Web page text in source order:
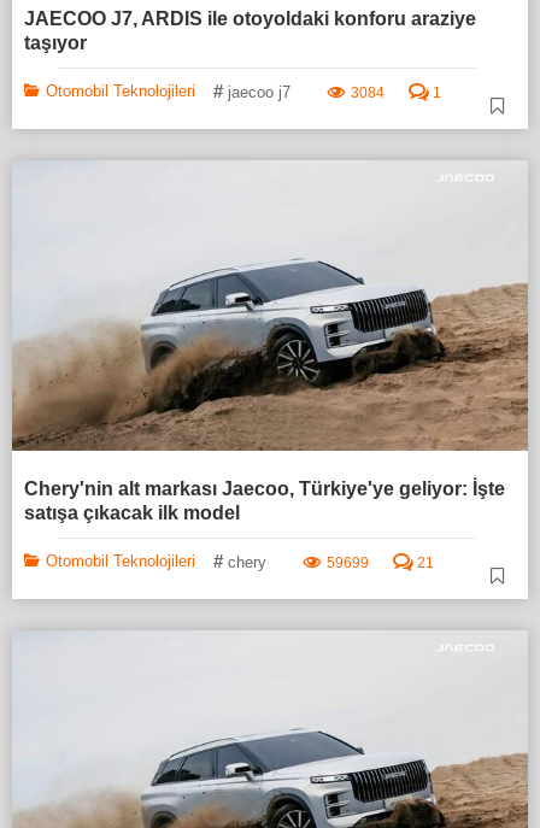
JAECOO J7, ARDIS ile otoyoldaki konforu araziye
taşıyor
Otomobil Teknolojileri # jaecoo j7 3084 1
Chery'nin alt markası Jaecoo, Türkiye'ye geliyor: İşte
satışa çıkacak ilk model
Otomobil Teknolojileri # chery 59699 21